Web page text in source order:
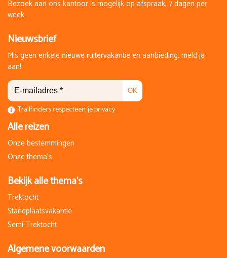
Bezoek aan ons kantoor is mogelijk op afspraak, 7 dagen per
week.
Nieuwsbrief
Mis geen enkele nieuwe ruitervakantie en aanbieding, meld je
aan!
OK
Trailfinders respecteert je privacy
Alle reizen
Onze bestemmingen
Onze thema's
Bekijk alle thema's
Trektocht
Standplaatsvakantie
Semi-Trektocht
Algemene voorwaarden